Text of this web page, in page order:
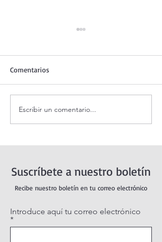
Santo Rosario de hoy
viernes. Misterios
Comentarios
Escribir un comentario...
Suscríbete a nuestro boletín
Recibe nuestro boletín en tu correo electrónico
Introduce aquí tu correo electrónico